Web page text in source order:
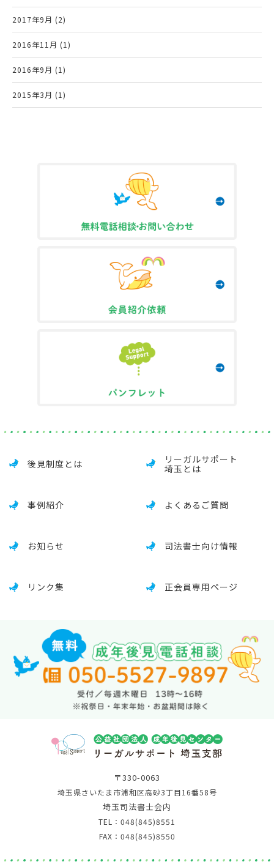
2017年9月 (2)
2016年11月 (1)
2016年9月 (1)
2015年3月 (1)
後見制度とは
リーガルサポート
埼玉とは
事例紹介 よくあるご質問
お知らせ 司法書士向け情報
リンク集 正会員専用ページ
〒330-0063
埼玉県さいたま市浦和区高砂3丁目16番58号
埼玉司法書士会内
TEL：048(845)8551
FAX：048(845)8550